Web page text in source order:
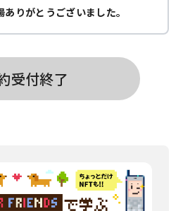
りがとうございました。
受付終了